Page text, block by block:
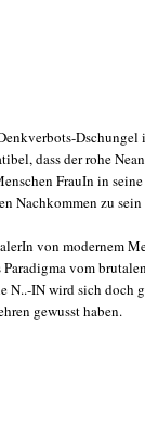
dass der rohe
FrauIn in
Nachkommen zu
von modernem
vom
N..-IN wird sich doch
gewusst haben.